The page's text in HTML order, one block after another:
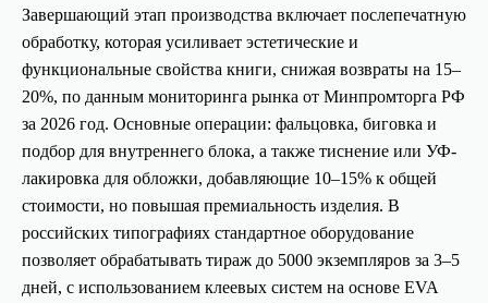
Завершающий этап производства включает послепечатную
обработку, которая усиливает эстетические и
функциональные свойства книги, снижая возвраты на 15–
20%, по данным мониторинга рынка от Минпромторга РФ
за 2026 год. Основные операции: фальцовка, биговка и
подбор для внутреннего блока, а также тиснение или УФ-
лакировка для обложки, добавляющие 10–15% к общей
стоимости, но повышая премиальность изделия. В
российских типографиях стандартное оборудование
позволяет обрабатывать тираж до 5000 экземпляров за 3–5
дней, с использованием клеевых систем на основе EVA